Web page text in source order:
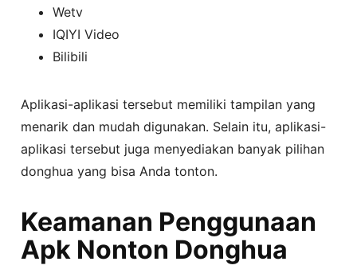
Wetv
IQIYI Video
Bilibili
Aplikasi-aplikasi tersebut memiliki tampilan yang
menarik dan mudah digunakan. Selain itu, aplikasi-
aplikasi tersebut juga menyediakan banyak pilihan
donghua yang bisa Anda tonton.
Keamanan Penggunaan
Apk Nonton Donghua